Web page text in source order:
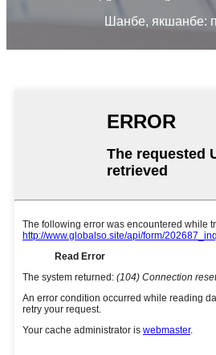
Шанбе, якшанбе: